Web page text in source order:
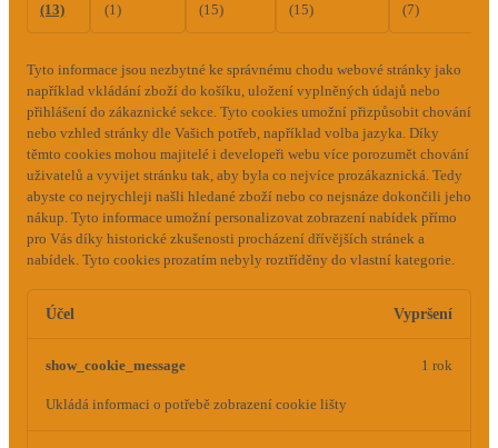
(13)
(1)
(15)
(15)
(7)
Tyto informace jsou nezbytné ke správnému chodu webové stránky jako
například vkládání zboží do košíku, uložení vyplněných údajů nebo
přihlášení do zákaznické sekce. Tyto cookies umožní přizpůsobit chování
nebo vzhled stránky dle Vašich potřeb, například volba jazyka. Díky
těmto cookies mohou majitelé i developeři webu více porozumět chování
uživatelů a vyvijet stránku tak, aby byla co nejvíce prozákaznická. Tedy
abyste co nejrychleji našli hledané zboží nebo co nejsnáze dokončili jeho
nákup. Tyto informace umožní personalizovat zobrazení nabídek přímo
pro Vás díky historické zkušenosti procházení dřívějších stránek a
nabídek. Tyto cookies prozatím nebyly roztříděny do vlastní kategorie.
Účel Vypršení
show_cookie_message
Ukládá informaci o potřebě zobrazení cookie lišty
1 rok